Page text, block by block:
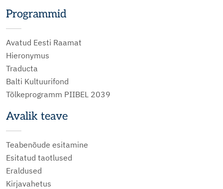
Programmid
Avatud Eesti Raamat
Hieronymus
Traducta
Balti Kultuurifond
Tõlkeprogramm PIIBEL 2039
Avalik teave
Teabenõude esitamine
Esitatud taotlused
Eraldused
Kirjavahetus